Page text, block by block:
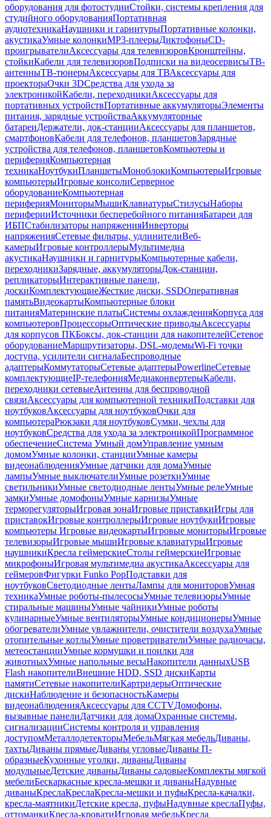
оборудования для фотостудииСтойки, системы крепления для
студийного оборудованияПортативная
аудиотехникаНаушники и гарнитурыПортативные колонки,
акустикаУмные колонкиMP3-плеерыДиктофоныCD-
проигрывателиАксессуары для телевизоровКронштейны,
стойкиКабели для телевизоровПодписки на видеосервисыТВ-
антенныТВ-тюнерыАксессуары для ТВАксессуары для
проектораОчки 3DСредства для ухода за
электроникойКабели, переходникиАксессуары для
портативных устройствПортативные аккумуляторыЭлементы
питания, зарядные устройстваАккумуляторные
батареиДержатели, док-станцииАксессуары для планшетов,
смартфоновКабели для телефонов, планшетовЗарядные
устройства для телефонов, планшетовКомпьютеры и
периферияКомпьютерная
техникаНоутбукиПланшетыМоноблокиКомпьютерыИгровые
компьютерыИгровые консолиСерверное
оборудованиеКомпьютерная
периферияМониторыМышиКлавиатурыСтилусыНаборы
периферииИсточники бесперебойного питанияБатареи для
ИБПСтабилизаторы напряженияИнверторы
напряженияСетевые фильтры, удлинителиВеб-
камерыИгровые контроллерыМультимедиа
акустикаНаушники и гарнитурыКомпьютерные кабели,
переходникиЗарядные, аккумуляторыДок-станции,
репликаторыИнтерактивные панели,
доскиКомплектующиеЖесткие диски, SSDОперативная
памятьВидеокартыКомпьютерные блоки
питанияМатеринские платыСистемы охлажденияКорпуса для
компьютеровПроцессорыОптические приводыАксессуары
для корпусов ПКБоксы, док-станции для накопителейСетевое
оборудованиеМаршрутизаторы, DSL-модемыWi-Fi точки
доступа, усилители сигналаБеспроводные
адаптерыКоммутаторыСетевые адаптерыPowerlineСетевые
комплектующиеIP-телефонияМедиаконвертерыКабели,
переходники сетевыеАнтенны для беспроводной
связиАксессуары для компьютерной техникиПодставки для
ноутбуковАксессуары для ноутбуковОчки для
компьютераРюкзаки для ноутбуковСумки, чехлы для
ноутбуковСредства для ухода за электроникойПрограммное
обеспечениеСистема Умный домУправление умным
домомУмные колонки, станцииУмные камеры
видеонаблюденияУмные датчики для домаУмные
лампыУмные выключателиУмные розеткиУмные
светильникиУмные светодиодные лентыУмные релеУмные
замкиУмные домофоныУмные карнизыУмные
терморегуляторыИгровая зонаИгровые приставкиИгры для
приставокИгровые контроллерыИгровые ноутбукиИгровые
компьютеры Игровые видеокартыИгровые мониторыИгровые
телевизорыИгровые мышиИгровые клавиатурыИгровые
наушникиКресла геймерскиеСтолы геймерскиеИгровые
микрофоныИгровая мультимедиа акустикаАксессуары для
геймеровФигурки Funko PopПодставки для
ноутбуковСветодиодные лентыЛампы для мониторовУмная
техникаУмные роботы-пылесосыУмные телевизорыУмные
стиральные машиныУмные чайникиУмные роботы
кулинарныеУмные вентиляторыУмные кондиционерыУмные
обогревателиУмные увлажнители, очистители воздухаУмные
отопительные котлыУмные проветривателиУмные радиочасы,
метеостанцииУмные кормушки и поилки для
животныхУмные напольные весыНакопители данныхUSB
Flash накопителиВнешние HDD, SSD дискиКарты
памятиСетевые накопителиКартридерыОптические
дискиНаблюдение и безопасностьКамеры
видеонаблюденияАксессуары для CCTVДомофоны,
вызывные панелиДатчики для домаОхранные системы,
сигнализацииСистемы контроля и управления
доступомМеталлодетекторыМебельМягкая мебельДиваны,
тахтыДиваны прямыеДиваны угловыеДиваны П-
образныеКухонные уголки, диваныДиваны
модульныеДетские диваныДиваны садовыеКомплекты мягкой
мебелиБескаркасные кресла-мешки и диваныНадувные
диваныКреслаКреслаКресла-мешки и пуфыКресла-качалки,
кресла-маятникиДетские кресла, пуфыНадувные креслаПуфы,
оттоманкиКресла-кроватиИгровая мебельКресла